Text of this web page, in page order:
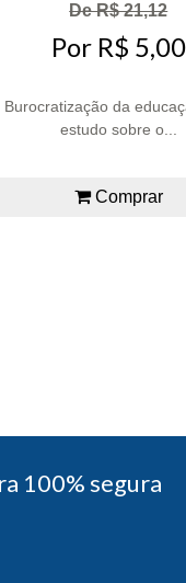
De R$ 21,12
Por R$ 5,00
Burocratização da
estudo sobre o...
Comprar
100% segura